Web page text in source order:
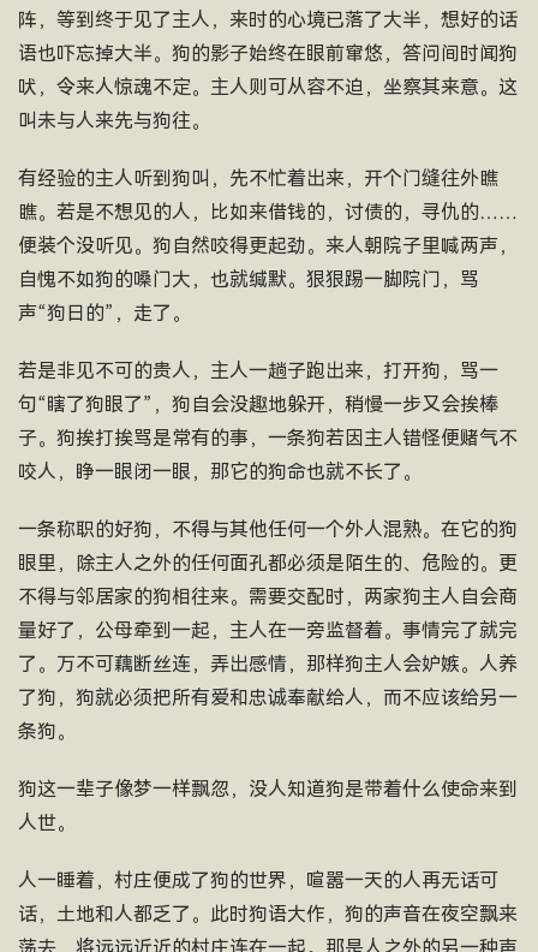
阵，等到终于见了主人，来时的心境已落了大半，想好的话
语也吓忘掉大半。狗的影子始终在眼前窜悠，答问间时闻狗
吠，令来人惊魂不定。主人则可从容不迫，坐察其来意。这
叫未与人来先与狗往。
有经验的主人听到狗叫，先不忙着出来，开个门缝往外瞧
瞧。若是不想见的人，比如来借钱的，讨债的，寻仇的……
便装个没听见。狗自然咬得更起劲。来人朝院子里喊两声，
自愧不如狗的嗓门大，也就缄默。狠狠踢一脚院门，骂
声“狗日的”，走了。
若是非见不可的贵人，主人一趟子跑出来，打开狗，骂一
句“瞎了狗眼了”，狗自会没趣地躲开，稍慢一步又会挨棒
子。狗挨打挨骂是常有的事，一条狗若因主人错怪便赌气不
咬人，睁一眼闭一眼，那它的狗命也就不长了。
一条称职的好狗，不得与其他任何一个外人混熟。在它的狗
眼里，除主人之外的任何面孔都必须是陌生的、危险的。更
不得与邻居家的狗相往来。需要交配时，两家狗主人自会商
量好了，公母牵到一起，主人在一旁监督着。事情完了就完
了。万不可藕断丝连，弄出感情，那样狗主人会妒嫉。人养
了狗，狗就必须把所有爱和忠诚奉献给人，而不应该给另一
条狗。
狗这一辈子像梦一样飘忽，没人知道狗是带着什么使命来到
人世。
人一睡着，村庄便成了狗的世界，喧嚣一天的人再无话可
话，土地和人都乏了。此时狗语大作，狗的声音在夜空飘来
荡去，将远远近近的村庄连在一起。那是人之外的另一种声